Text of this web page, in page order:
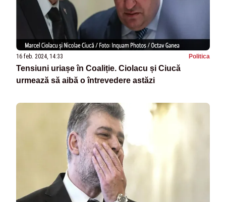
16 feb. 2024, 14:33 Politica
Tensiuni uriașe în Coaliție. Ciolacu și Ciucă
urmează să aibă o întrevedere astăzi